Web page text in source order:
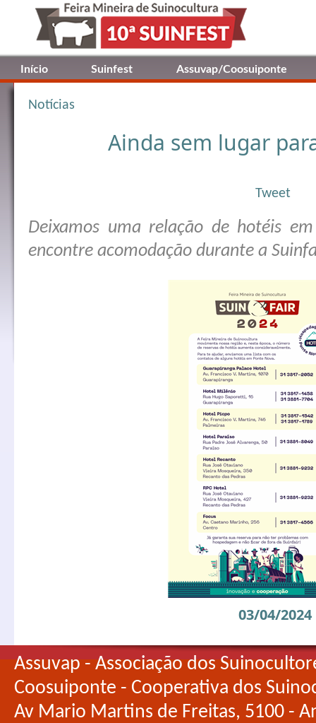
Início Suinfest Assuvap/Coosuiponte
Notícias
Ainda sem lugar
Tweet
Deixamos uma relação de hotéis
encontre acomodação durante a
03/04/2024
Assuvap - Associação dos
Coosuiponte - Cooperativa dos
Av Mario Martins de Freitas, 5100 -